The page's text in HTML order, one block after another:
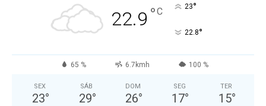
22.9 °C 23°
22.8°
65 % 6.7kmh 100 %
SEX
23°
SÁB
29°
DOM
26°
SEG
17°
TER
15°